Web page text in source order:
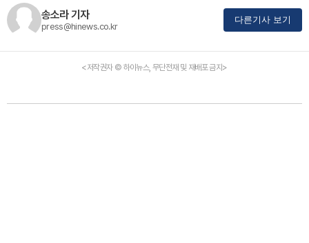
송소라 기자
press@hinews.co.kr
다른기사 보기
<저작권자 © 하이뉴스, 무단전재 및 재배포 금지>